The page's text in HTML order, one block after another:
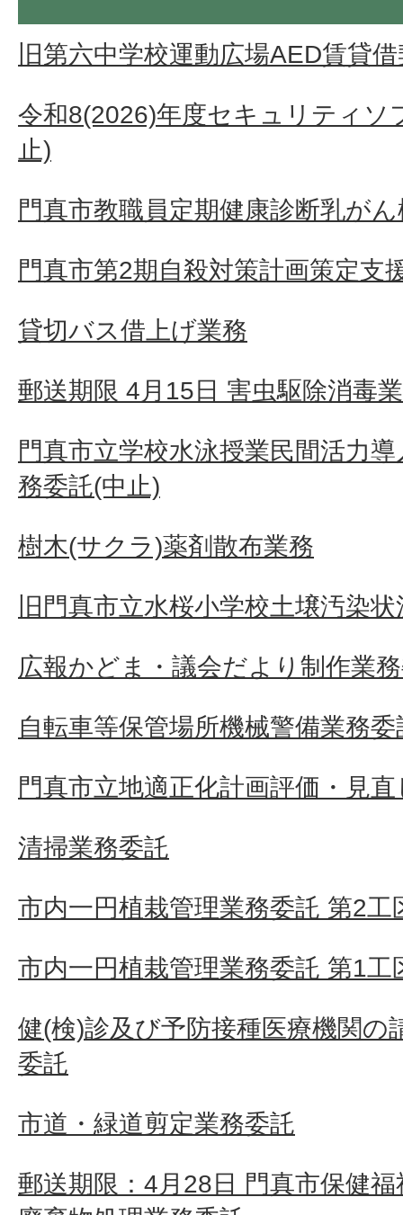
旧第六中学校運動広場AED賃貸
令和8(2026)年度セキュリティソ
止)
門真市教職員定期健康診断乳が
門真市第2期自殺対策計画策定支
貸切バス借上げ業務
郵送期限 4月15日 害虫駆除消毒
門真市立学校水泳授業民間活力
務委託(中止)
樹木(サクラ)薬剤散布業務
旧門真市立水桜小学校土壌汚染
広報かどま・議会だより制作業
自転車等保管場所機械警備業務委
門真市立地適正化計画評価・見
清掃業務委託
市内一円植栽管理業務委託 第2工
市内一円植栽管理業務委託 第1工
健(検)診及び予防接種医療機関の
委託
市道・緑道剪定業務委託
郵送期限：4月28日 門真市保健